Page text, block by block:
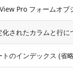
Pro フォームオブ
化されたカラムと行
トのインデックス (省